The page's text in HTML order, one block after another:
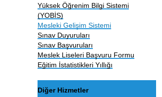
Yüksek Öğrenim Bilgi Sistemi
(YOBİS)
Mesleki Gelişim Sistemi
Sınav Duyuruları
Sınav Başvuruları
Meslek Liseleri Başvuru Formu
Eğitim İstatistikleri Yıllığı
Diğer Hizmetler